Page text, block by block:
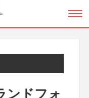
ンドフォ